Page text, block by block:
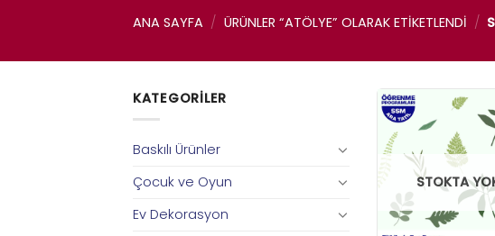
ANA SAYFA / ÜRÜNLER “ATÖLYE” OLARAK ETIKETLENDI /
KATEGORILER
Baskılı Ürünler
Çocuk ve Oyun
Ev Dekorasyon
STOKTA